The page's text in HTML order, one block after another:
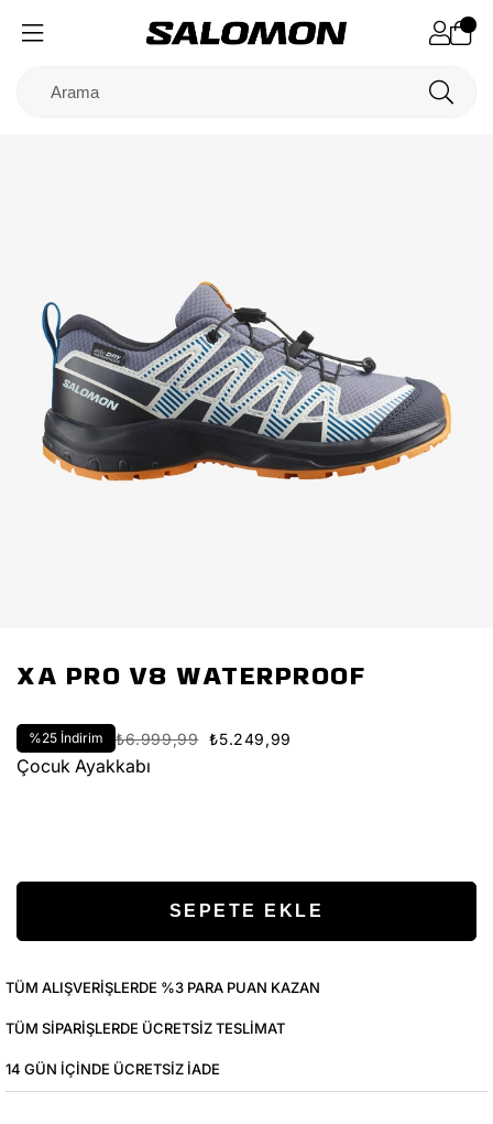
XA PRO V8 WATERPROOF
%25 İndirim ₺6.999,99 ₺5.249,99
Çocuk Ayakkabı
TÜM ALIŞVERIŞLERDE %3 PARA PUAN KAZAN
TÜM SIPARIŞLERDE ÜCRETSIZ TESLIMAT
14 GÜN IÇINDE ÜCRETSIZ IADE